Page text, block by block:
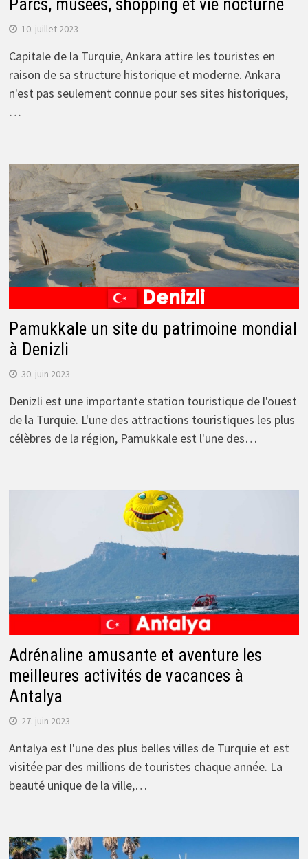
Parcs, musées, shopping et vie nocturne
10. juillet 2023
Capitale de la Turquie, Ankara attire les touristes en
raison de sa structure historique et moderne. Ankara
n'est pas seulement connue pour ses sites historiques,
…
Pamukkale un site du patrimoine mondial
à Denizli
30. juin 2023
Denizli est une importante station touristique de l'ouest
de la Turquie. L'une des attractions touristiques les plus
célèbres de la région, Pamukkale est l'une des…
Adrénaline amusante et aventure les
meilleures activités de vacances à
Antalya
27. juin 2023
Antalya est l'une des plus belles villes de Turquie et est
visitée par des millions de touristes chaque année. La
beauté unique de la ville,…